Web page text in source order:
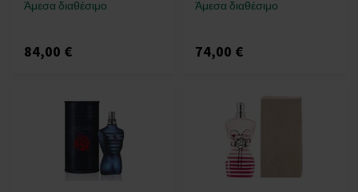
Άμεσα διαθέσιμο
84,00 €
Άμεσα διαθέσιμο
74,00 €